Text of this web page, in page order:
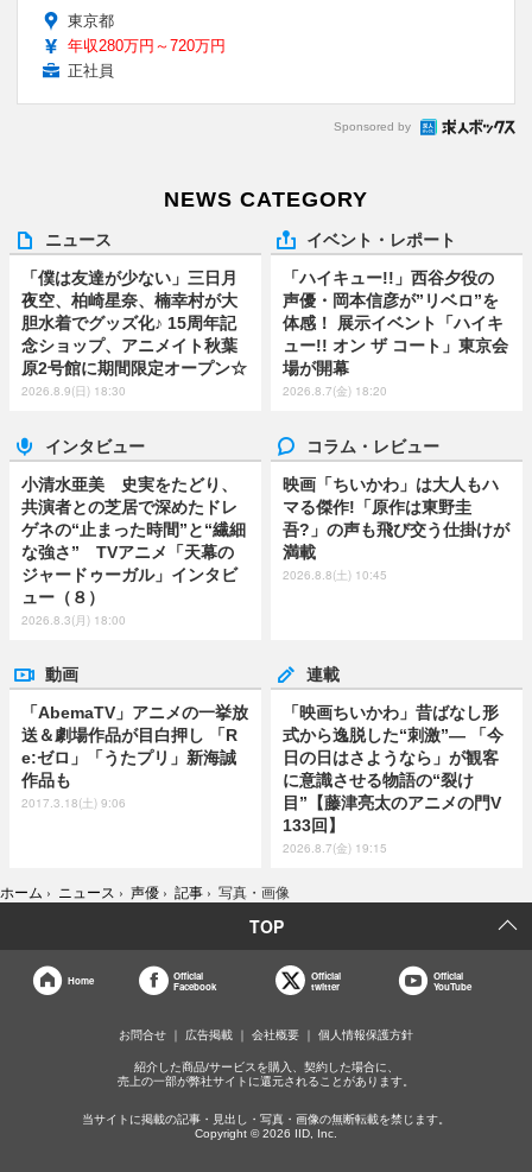
東京都
年収280万円～720万円
正社員
Sponsored by
NEWS CATEGORY
ニュース
「僕は友達が少ない」三日月
夜空、柏崎星奈、楠幸村が大
胆水着でグッズ化♪ 15周年記
念ショップ、アニメイト秋葉
原2号館に期間限定オープン☆
2026.8.9(日) 18:30
イベント・レポート
「ハイキュー!!」西谷夕役の
声優・岡本信彦が”リベロ”を
体感！ 展示イベント「ハイキ
ュー!! オン ザ コート」東京会
場が開幕
2026.8.7(金) 18:20
インタビュー
小清水亜美 史実をたどり、
共演者との芝居で深めたドレ
ゲネの“止まった時間”と“繊細
な強さ” TVアニメ「天幕の
ジャードゥーガル」インタビ
ュー（８）
2026.8.3(月) 18:00
コラム・レビュー
映画「ちいかわ」は大人もハ
マる傑作!「原作は東野圭
吾?」の声も飛び交う仕掛けが
満載
2026.8.8(土) 10:45
動画
「AbemaTV」アニメの一挙放
送＆劇場作品が目白押し 「R
e:ゼロ」「うたプリ」新海誠
作品も
2017.3.18(土) 9:06
連載
「映画ちいかわ」昔ばなし形
式から逸脱した“刺激”― 「今
日の日はさようなら」が観客
に意識させる物語の“裂け
目”【藤津亮太のアニメの門V
133回】
2026.8.7(金) 19:15
ホーム › ニュース › 声優 › 記事 › 写真・画像
TOP
Home
Official
Facebook
Official
twitter
Official
YouTube
お問合せ 広告掲載 会社概要 個人情報保護方針
紹介した商品/サービスを購入、契約した場合に、
売上の一部が弊社サイトに還元されることがあります。
当サイトに掲載の記事・見出し・写真・画像の無断転載を禁じます。
Copyright © 2026 IID, Inc.